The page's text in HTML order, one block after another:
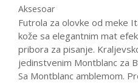
Aksesoar
Futrola za olovke od meke
kože sa elegantnim mat
pribora za pisanje.
jedinstvenim Montblanc za
Sa Montblanc amblemom.